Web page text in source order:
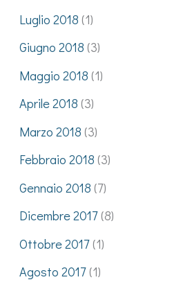
Luglio 2018 (1)
Giugno 2018 (3)
Maggio 2018 (1)
Aprile 2018 (3)
Marzo 2018 (3)
Febbraio 2018 (3)
Gennaio 2018 (7)
Dicembre 2017(8)
Ottobre 2017(1)
Agosto 2017(1)